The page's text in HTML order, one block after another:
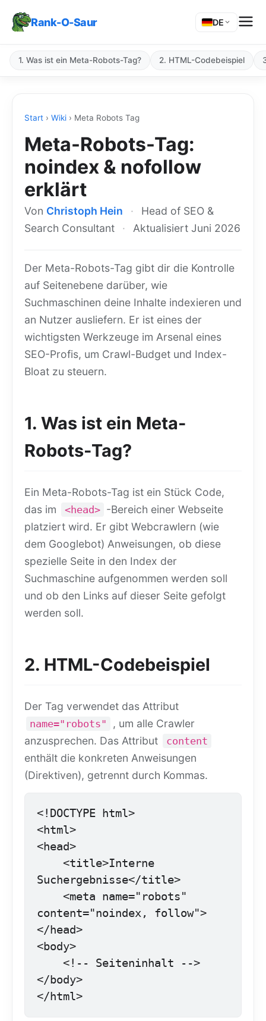
Rank-O-Saur DE
Start › Wiki › Meta Robots Tag
Meta-Robots-Tag:
noindex & nofollow
erklärt
Von Christoph Hein ·
Head of SEO &
Search Consultant
· Aktualisiert Juni 2026
Der Meta-Robots-Tag gibt dir die Kontrolle
auf Seitenebene darüber, wie
Suchmaschinen deine Inhalte indexieren und
an Nutzer ausliefern. Er ist eines der
wichtigsten Werkzeuge im Arsenal eines
SEO-Profis, um Crawl-Budget und Index-
Bloat zu steuern.
1. Was ist ein Meta-
Robots-Tag?
Ein Meta-Robots-Tag ist ein Stück Code,
das im
<head> -Bereich einer Webseite
platziert wird. Er gibt Webcrawlern (wie
dem Googlebot) Anweisungen, ob diese
spezielle Seite in den Index der
Suchmaschine aufgenommen werden soll
und ob den Links auf dieser Seite gefolgt
werden soll.
2. HTML-Codebeispiel
Der Tag verwendet das Attribut
name="robots"
, um alle Crawler
anzusprechen. Das Attribut
content
enthält die konkreten Anweisungen
(Direktiven), getrennt durch Kommas.
<!DOCTYPE html>
<html>
<head>
Suchergebnisse</title>
content="noindex, follow">
</head>
<body>
</body>
</html>
1. Was ist ein Meta-Robots-Tag? 2. HTML-Codebeispiel